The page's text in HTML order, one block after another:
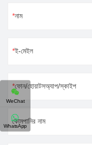
নাম
ই-মেইল
ফোন/হোয়াটসঅ্যাপ/স্কাইপ
কোমপানির নাম
WeChat
WhatsApp